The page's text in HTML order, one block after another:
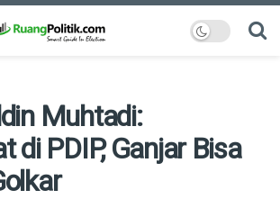
Muhtadi:
di PDIP, Ganjar Bisa